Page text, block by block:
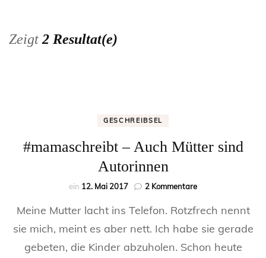
Zeigt 2 Resultat(e)
GESCHREIBSEL
#mamaschreibt – Auch Mütter sind
Autorinnen
ein 12. Mai 2017 2 Kommentarezu
–
Mütter
sind
Meine Mutter lacht ins Telefon. Rotzfrech nennt
sie mich, meint es aber nett. Ich habe sie gerade
gebeten, die Kinder abzuholen. Schon heute